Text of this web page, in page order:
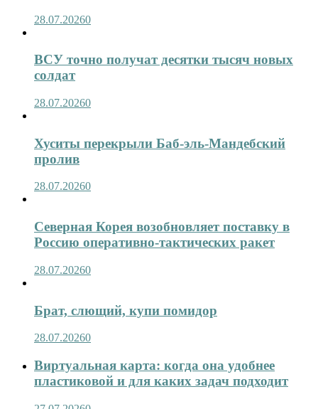
28.07.20260
ВСУ точно получат десятки тысяч новых
солдат
28.07.20260
Хуситы перекрыли Баб-эль-Мандебский
пролив
28.07.20260
Северная Корея возобновляет поставку в
Россию оперативно-тактических ракет
28.07.20260
Брат, слющий, купи помидор
28.07.20260
Виртуальная карта: когда она удобнее
пластиковой и для каких задач подходит